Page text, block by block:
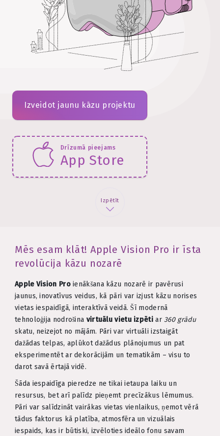
Izveidot jaunu kāzu projektu
Drīzumā pieejams
App Store
Izpētīt
Mēs esam klāt! Apple Vision Pro ir īsta
revolūcija kāzu nozarē
Apple Vision Proienākšana kāzu nozarē ir pavērusi
jaunus, inovatīvus veidus, kā pāri var izjust kāzu norises
vietas iespaidīgā, interaktīvā veidā. Šī modernā
tehnoloģija nodrošina virtuālu vietu izpētiar360 grādu
skatu, neizejot no mājām. Pāri var virtuāli izstaigāt
dažādas telpas, aplūkot dažādus plānojumus un pat
eksperimentēt ar dekorācijām un tematikām – visu to
darot savā ērtajā vidē.
Šāda iespaidīga pieredze ne tikai ietaupa laiku un
resursus, bet arī palīdz pieņemt precīzākus lēmumus.
Pāri var salīdzināt vairākas vietas vienlaikus, ņemot vērā
tādus faktorus kā platība, atmosfēra un vizuālais
iespaids, kas ir būtiski, izvēloties ideālo fonu savam